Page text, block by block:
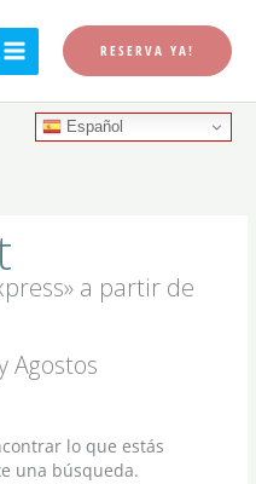
RESERVA YA!
Español
a partir de
Agostos
lo que estás
una búsqueda.